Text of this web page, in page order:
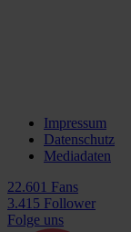
Impressum
Datenschutz
Mediadaten
22.601 Fans
3.415 Follower
Folge uns